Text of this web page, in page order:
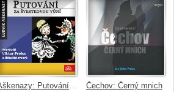
Aškenazy: Putování za švestkovou vůní
Čechov: Černý mnich